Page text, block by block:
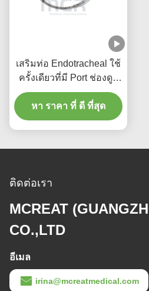
เสริมท่อ Endotracheal ใช้
ครั้งเดียวที่มี Port ช่องดูด
Micro หนา PU จับ
หา ราคา ที่ ดี ที่สุด
ติดต่อเรา
MCREAT
CO.,LTD
อีเมล
irina@mcreatmedical.com